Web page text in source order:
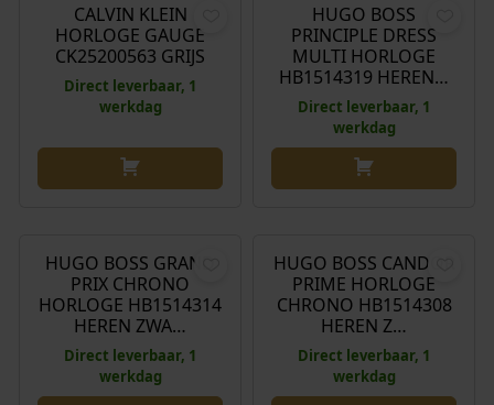
a
s
€
1
0
0
.
CALVIN KLEIN
HORLOGE GAUGE
CK25200563 GRIJS
Direct leverbaar, 1
werkdag
HUGO BOSS
PRINCIPLE DRESS
MULTI HORLOGE
HB1514319 HEREN…
Direct leverbaar, 1
werkdag
HUGO BOSS GRAND
PRIX CHRONO
HORLOGE HB1514314
HEREN ZWA…
Direct leverbaar, 1
werkdag
HUGO BOSS CANDOR
PRIME HORLOGE
CHRONO HB1514308
HEREN Z…
Direct leverbaar, 1
werkdag